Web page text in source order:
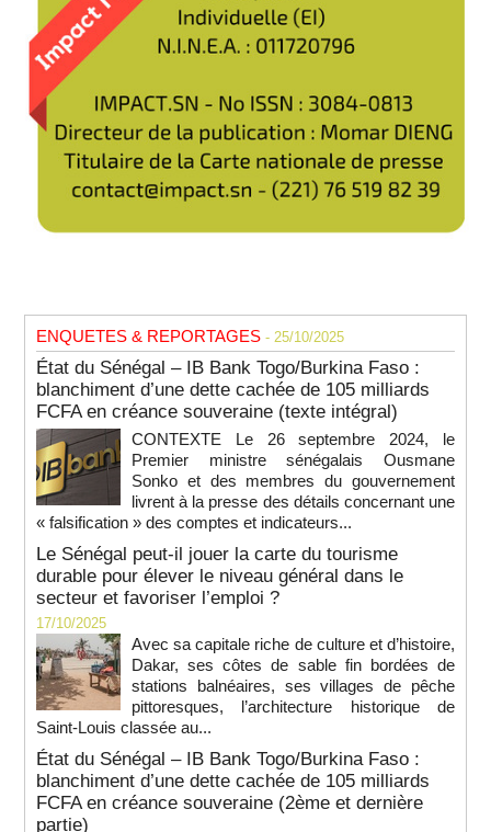
ENQUETES & REPORTAGES - 25/10/2025
État du Sénégal – IB Bank Togo/Burkina Faso :
blanchiment d’une dette cachée de 105 milliards
FCFA en créance souveraine (texte intégral)
CONTEXTE Le 26 septembre 2024, le
Premier ministre sénégalais Ousmane
Sonko et des membres du gouvernement
livrent à la presse des détails concernant une
« falsification » des comptes et indicateurs...
Le Sénégal peut-il jouer la carte du tourisme
durable pour élever le niveau général dans le
secteur et favoriser l’emploi ?
17/10/2025
Avec sa capitale riche de culture et d’histoire,
Dakar, ses côtes de sable fin bordées de
stations balnéaires, ses villages de pêche
pittoresques, l’architecture historique de
Saint-Louis classée au...
État du Sénégal – IB Bank Togo/Burkina Faso :
blanchiment d’une dette cachée de 105 milliards
FCFA en créance souveraine (2ème et dernière
partie)